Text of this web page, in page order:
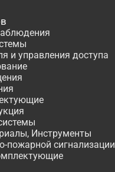
и управления доступа
Инструменты
пожарной сигнализации